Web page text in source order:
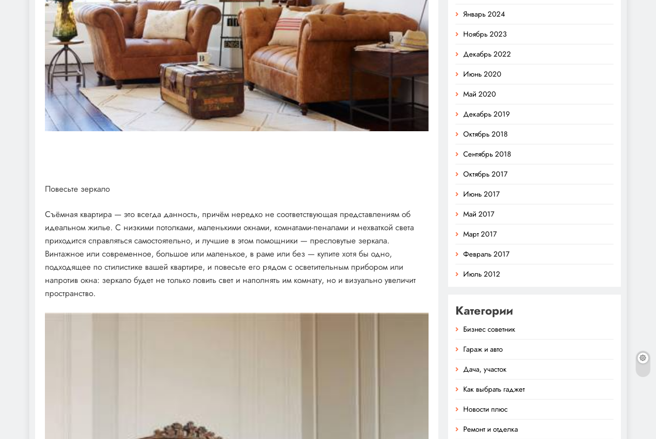
Повесьте зеркало
Съёмная квартира — это всегда данность, причём нередко не соответствующая представлениям об
идеальном жилье. С низкими потолками, маленькими окнами, комнатами-пеналами и нехваткой света
приходится справляться самостоятельно, и лучшие в этом помощники — пресловутые зеркала.
Винтажное или современное, большое или маленькое, в раме или без — купите хотя бы одно,
подходящее по стилистике вашей квартире, и повесьте его рядом с осветительным прибором или
напротив окна: зеркало будет не только ловить свет и наполнять им комнату, но и визуально увеличит
пространство.
Январь 2024
Ноябрь 2023
Декабрь 2022
Июнь 2020
Май 2020
Декабрь 2019
Октябрь 2018
Сентябрь 2018
Октябрь 2017
Июнь 2017
Май 2017
Март 2017
Февраль 2017
Июль 2012
Категории
Бизнес советник
Гараж и авто
Дача, участок
Как выбрать гаджет
Новости плюс
Ремонт и отделка